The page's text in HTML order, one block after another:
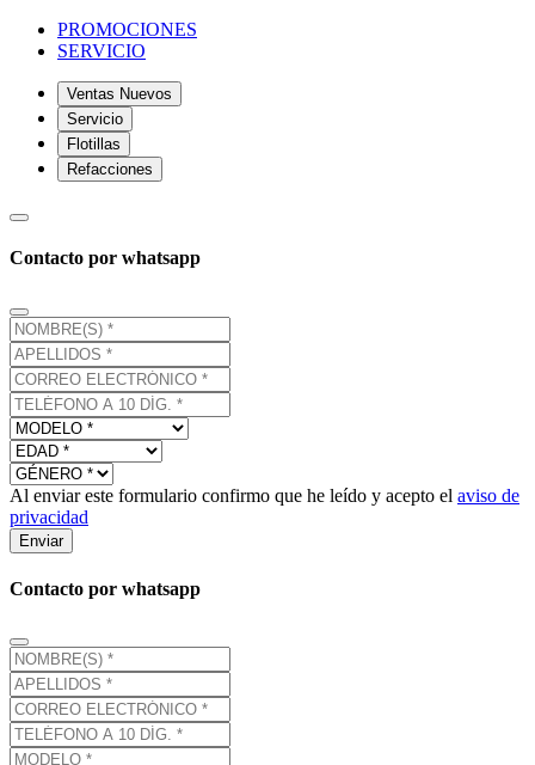
PROMOCIONES
SERVICIO
Ventas Nuevos
Servicio
Flotillas
Refacciones
Contacto por whatsapp
Al enviar este formulario confirmo que he leído y acepto el aviso de
privacidad
Enviar
Contacto por whatsapp